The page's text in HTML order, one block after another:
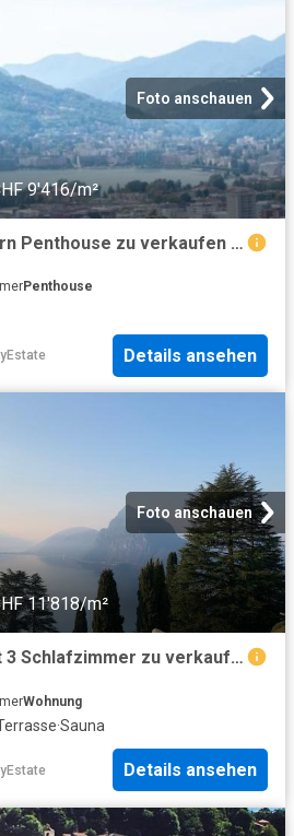
Foto anschauen
9'416/m²
Luxuriöses 4 Zimmern Penthouse zu verkaufen Pregassona, Tessin
Penthouse
Details ansehen
Foto anschauen
11'818/m²
Luxus Apartment mit 3 Schlafzimmer zu verkaufen in Ruvigliana, Schweiz
Wohnung
·Sauna
Details ansehen